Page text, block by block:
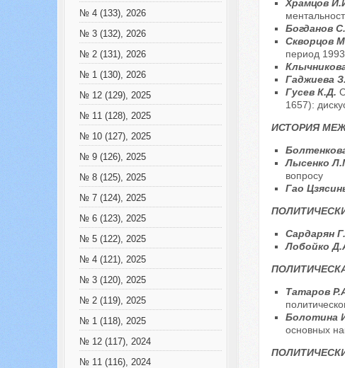
№ 4 (133), 2026
№ 3 (132), 2026
№ 2 (131), 2026
№ 1 (130), 2026
№ 12 (129), 2025
№ 11 (128), 2025
№ 10 (127), 2025
№ 9 (126), 2025
№ 8 (125), 2025
№ 7 (124), 2025
№ 6 (123), 2025
№ 5 (122), 2025
№ 4 (121), 2025
№ 3 (120), 2025
№ 2 (119), 2025
№ 1 (118), 2025
№ 12 (117), 2024
№ 11 (116), 2024
Храмцов
Богданов
Скворцов
период
Гаджиева
Гусев К.Д.
1657):
ИСТОРИЯ
Лысенко
вопросу
Гао
Сардарян
Лобойко
Татаров
Болотина
основных